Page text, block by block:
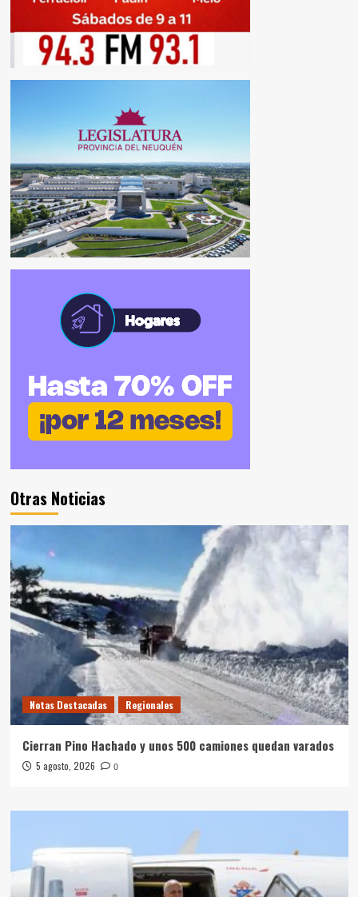
Otras Noticias
Notas Destacadas Regionales
Cierran Pino Hachado y unos 500 camiones quedan varados
5 agosto, 2026 0